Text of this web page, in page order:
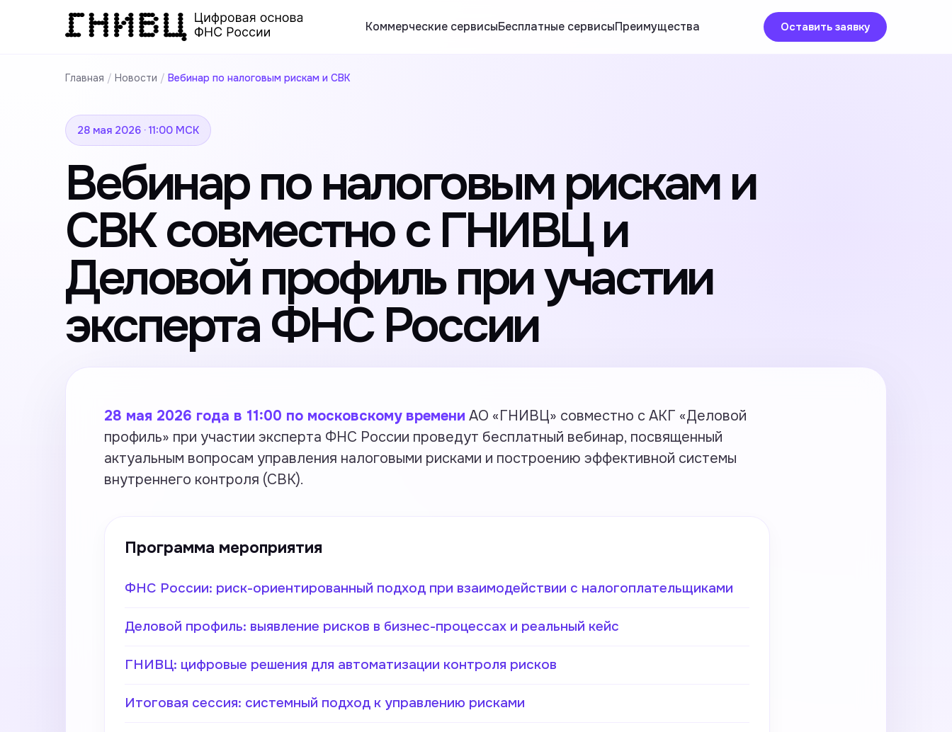
Коммерческие сервисыБесплатные сервисыПреимущества Оставить заявку
Главная / Новости / Вебинар по налоговым рискам и СВК
28 мая 2026 · 11:00 МСК
Вебинар по налоговым рискам и
СВК совместно с ГНИВЦ и
Деловой профиль при участии
эксперта ФНС России
28 мая 2026 года в 11:00 по московскому времени АО «ГНИВЦ» совместно с АКГ «Деловой
профиль» при участии эксперта ФНС России проведут бесплатный вебинар, посвященный
актуальным вопросам управления налоговыми рисками и построению эффективной системы
внутреннего контроля (СВК).
Программа мероприятия
ФНС России: риск-ориентированный подход при взаимодействии с налогоплательщиками
Деловой профиль: выявление рисков в бизнес-процессах и реальный кейс
ГНИВЦ: цифровые решения для автоматизации контроля рисков
Итоговая сессия: системный подход к управлению рисками